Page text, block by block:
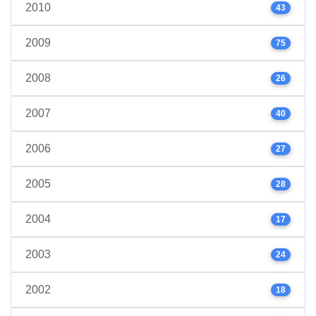
2010 43
2009 75
2008 26
2007 40
2006 27
2005 28
2004 17
2003 24
2002 18